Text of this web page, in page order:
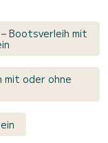
Bootsverleih mit
mit oder ohne